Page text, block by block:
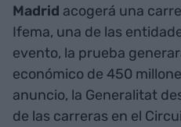
Madrid acogerá una
Ifema, una de las
evento, la prueba
económico de 450
anuncio, la Generalitat
de las carreras en el